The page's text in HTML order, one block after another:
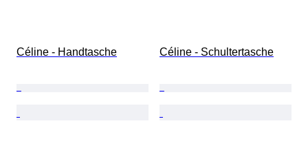
Céline - Handtasche Céline - Schultertasche